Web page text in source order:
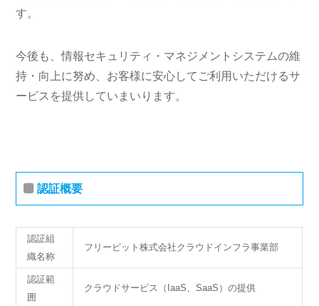
す。
今後も、情報セキュリティ・マネジメントシステムの維
持・向上に努め、お客様に安心してご利用いただけるサ
ービスを提供していまいります。
認証概要
認証組
織名称
フリービット株式会社クラウドインフラ事業部
認証範
囲
クラウドサービス（IaaS、SaaS）の提供